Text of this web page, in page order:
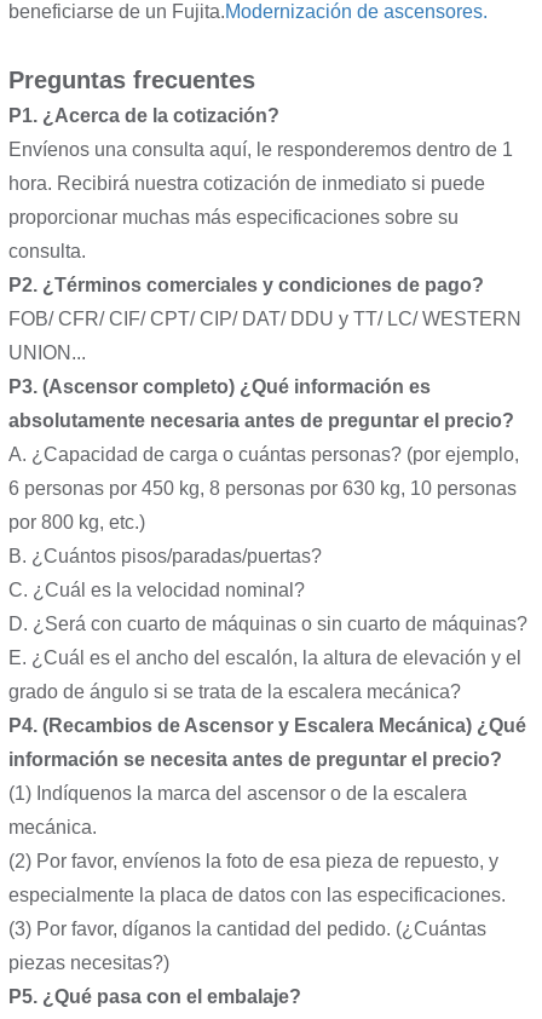
beneficiarse de un Fujita.Modernización de ascensores.
Preguntas frecuentes
P1. ¿Acerca de la cotización?
Envíenos una consulta aquí, le responderemos dentro de 1
hora. Recibirá nuestra cotización de inmediato si puede
proporcionar muchas más especificaciones sobre su
consulta.
P2. ¿Términos comerciales y condiciones de pago?
FOB/ CFR/ CIF/ CPT/ CIP/ DAT/ DDU y TT/ LC/ WESTERN
UNION...
P3. (Ascensor completo) ¿Qué información es
absolutamente necesaria antes de preguntar el precio?
A. ¿Capacidad de carga o cuántas personas? (por ejemplo,
6 personas por 450 kg, 8 personas por 630 kg, 10 personas
por 800 kg, etc.)
B. ¿Cuántos pisos/paradas/puertas?
C. ¿Cuál es la velocidad nominal?
D. ¿Será con cuarto de máquinas o sin cuarto de máquinas?
E. ¿Cuál es el ancho del escalón, la altura de elevación y el
grado de ángulo si se trata de la escalera mecánica?
P4. (Recambios de Ascensor y Escalera Mecánica) ¿Qué
información se necesita antes de preguntar el precio?
(1) Indíquenos la marca del ascensor o de la escalera
mecánica.
(2) Por favor, envíenos la foto de esa pieza de repuesto, y
especialmente la placa de datos con las especificaciones.
(3) Por favor, díganos la cantidad del pedido. (¿Cuántas
piezas necesitas?)
P5. ¿Qué pasa con el embalaje?